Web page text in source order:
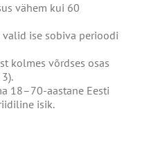
vähem kui 60
ise sobiva perioodi
kolmes võrdses osas
18–70-aastane Eesti
isik.